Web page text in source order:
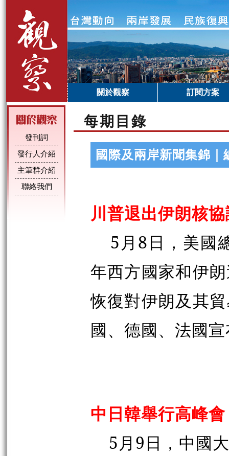
關於觀察 訂閱方案
發刊詞
發行人介紹
主筆群介紹
聯絡我們
每期目錄
國際及兩岸新聞集錦｜
川普退出伊朗核
5月8日，美國
年西方國家和伊
恢復對伊朗及其
國、德國、法國
中日韓舉行高峰會
5月9日，中國